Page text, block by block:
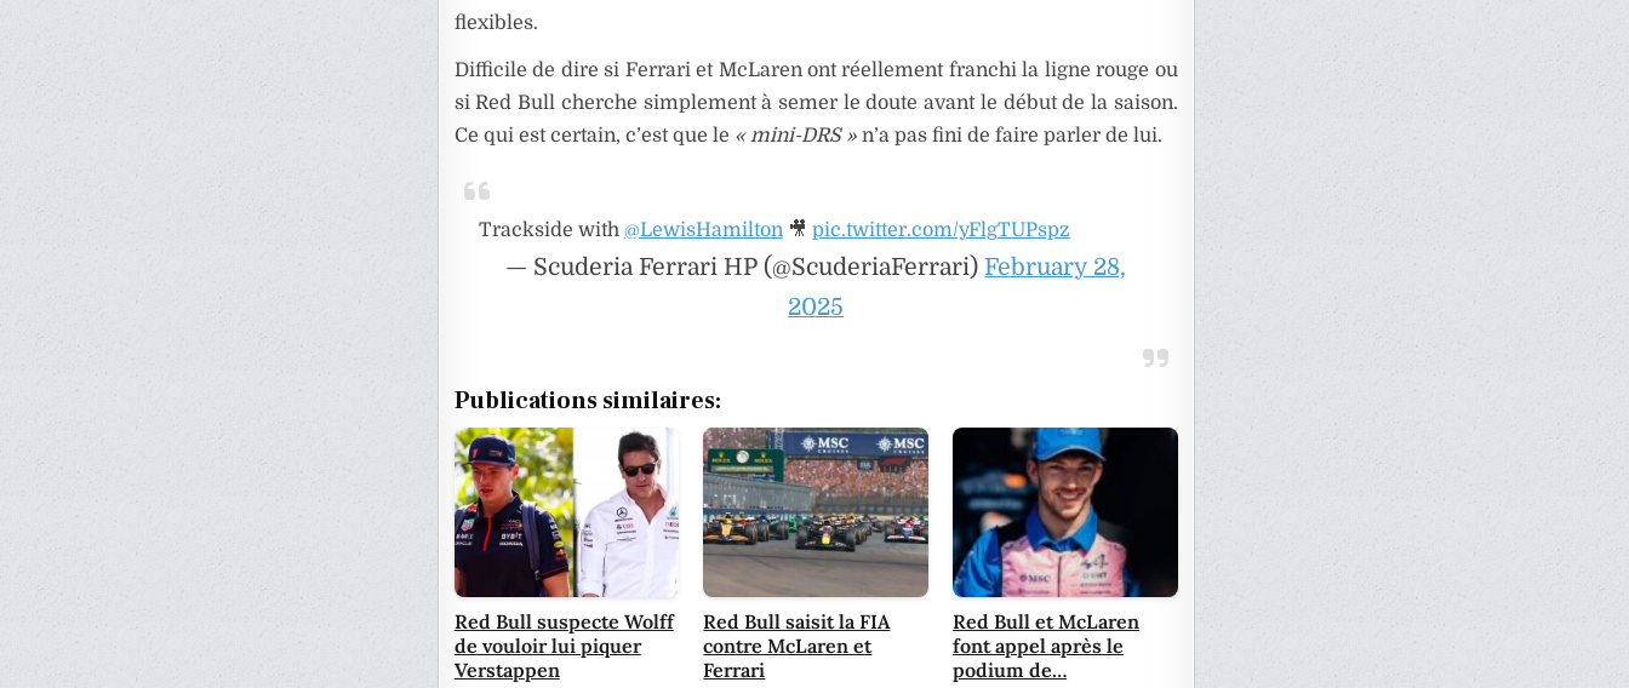
flexibles.
Difficile de dire si Ferrari et McLaren ont réellement franchi la ligne rouge ou
si Red Bull cherche simplement à semer le doute avant le début de la saison.
Ce qui est certain, c’est que le « mini-DRS »n’a pas fini de faire parler de lui.
Trackside with @LewisHamilton🎥 pic.twitter.com/yFlgTUPspz
— Scuderia Ferrari HP (@ScuderiaFerrari)February 28,
2025
Publications similaires:
Red Bull suspecte Wolff
de vouloir lui piquer
Verstappen
Red Bull saisit la FIA
contre McLaren et
Ferrari
Red Bull et McLaren
font appel après le
podium de…